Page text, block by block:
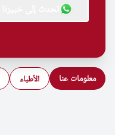
معلومات عنا الأطباء